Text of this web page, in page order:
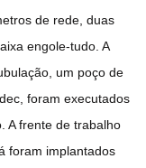
de rede, duas
engole-tudo. A
um poço de
foram executados
A frente de trabalho
foram implantados